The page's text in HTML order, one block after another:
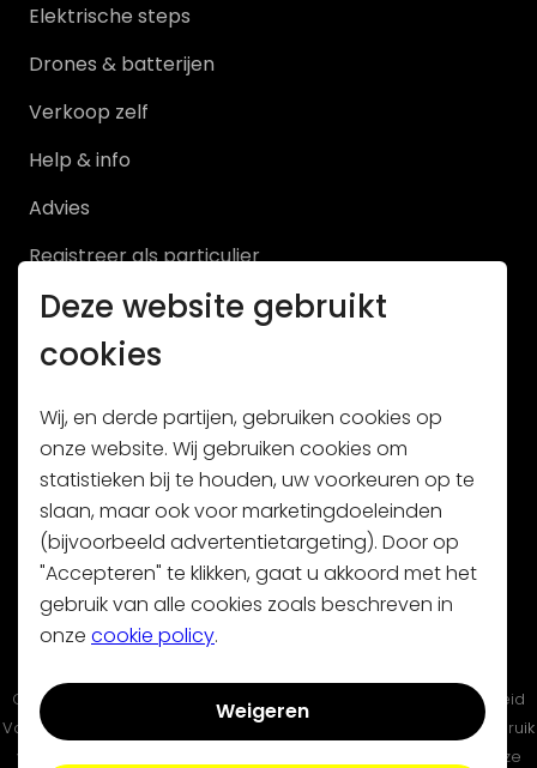
Elektrische steps
Drones & batterijen
Verkoop zelf
Help & info
Advies
Registreer als particulier
Registreer als handelaar
Schrijf je in op onze nieuwsbrief
Contact Algemene voorwaarden
Cookie beleid
Volty is niet aansprakelijk voor schade die voortkomt uit het gebruik
van, dan wel uit fouten of ontbrekende functionaliteiten op deze
Deze website gebruikt
cookies
Wij, en derde partijen, gebruiken cookies op
onze website. Wij gebruiken cookies om
statistieken bij te houden, uw voorkeuren op te
slaan, maar ook voor marketingdoeleinden
(bijvoorbeeld advertentietargeting). Door op
"Accepteren" te klikken, gaat u akkoord met het
gebruik van alle cookies zoals beschreven in
onze cookie policy.
Weigeren